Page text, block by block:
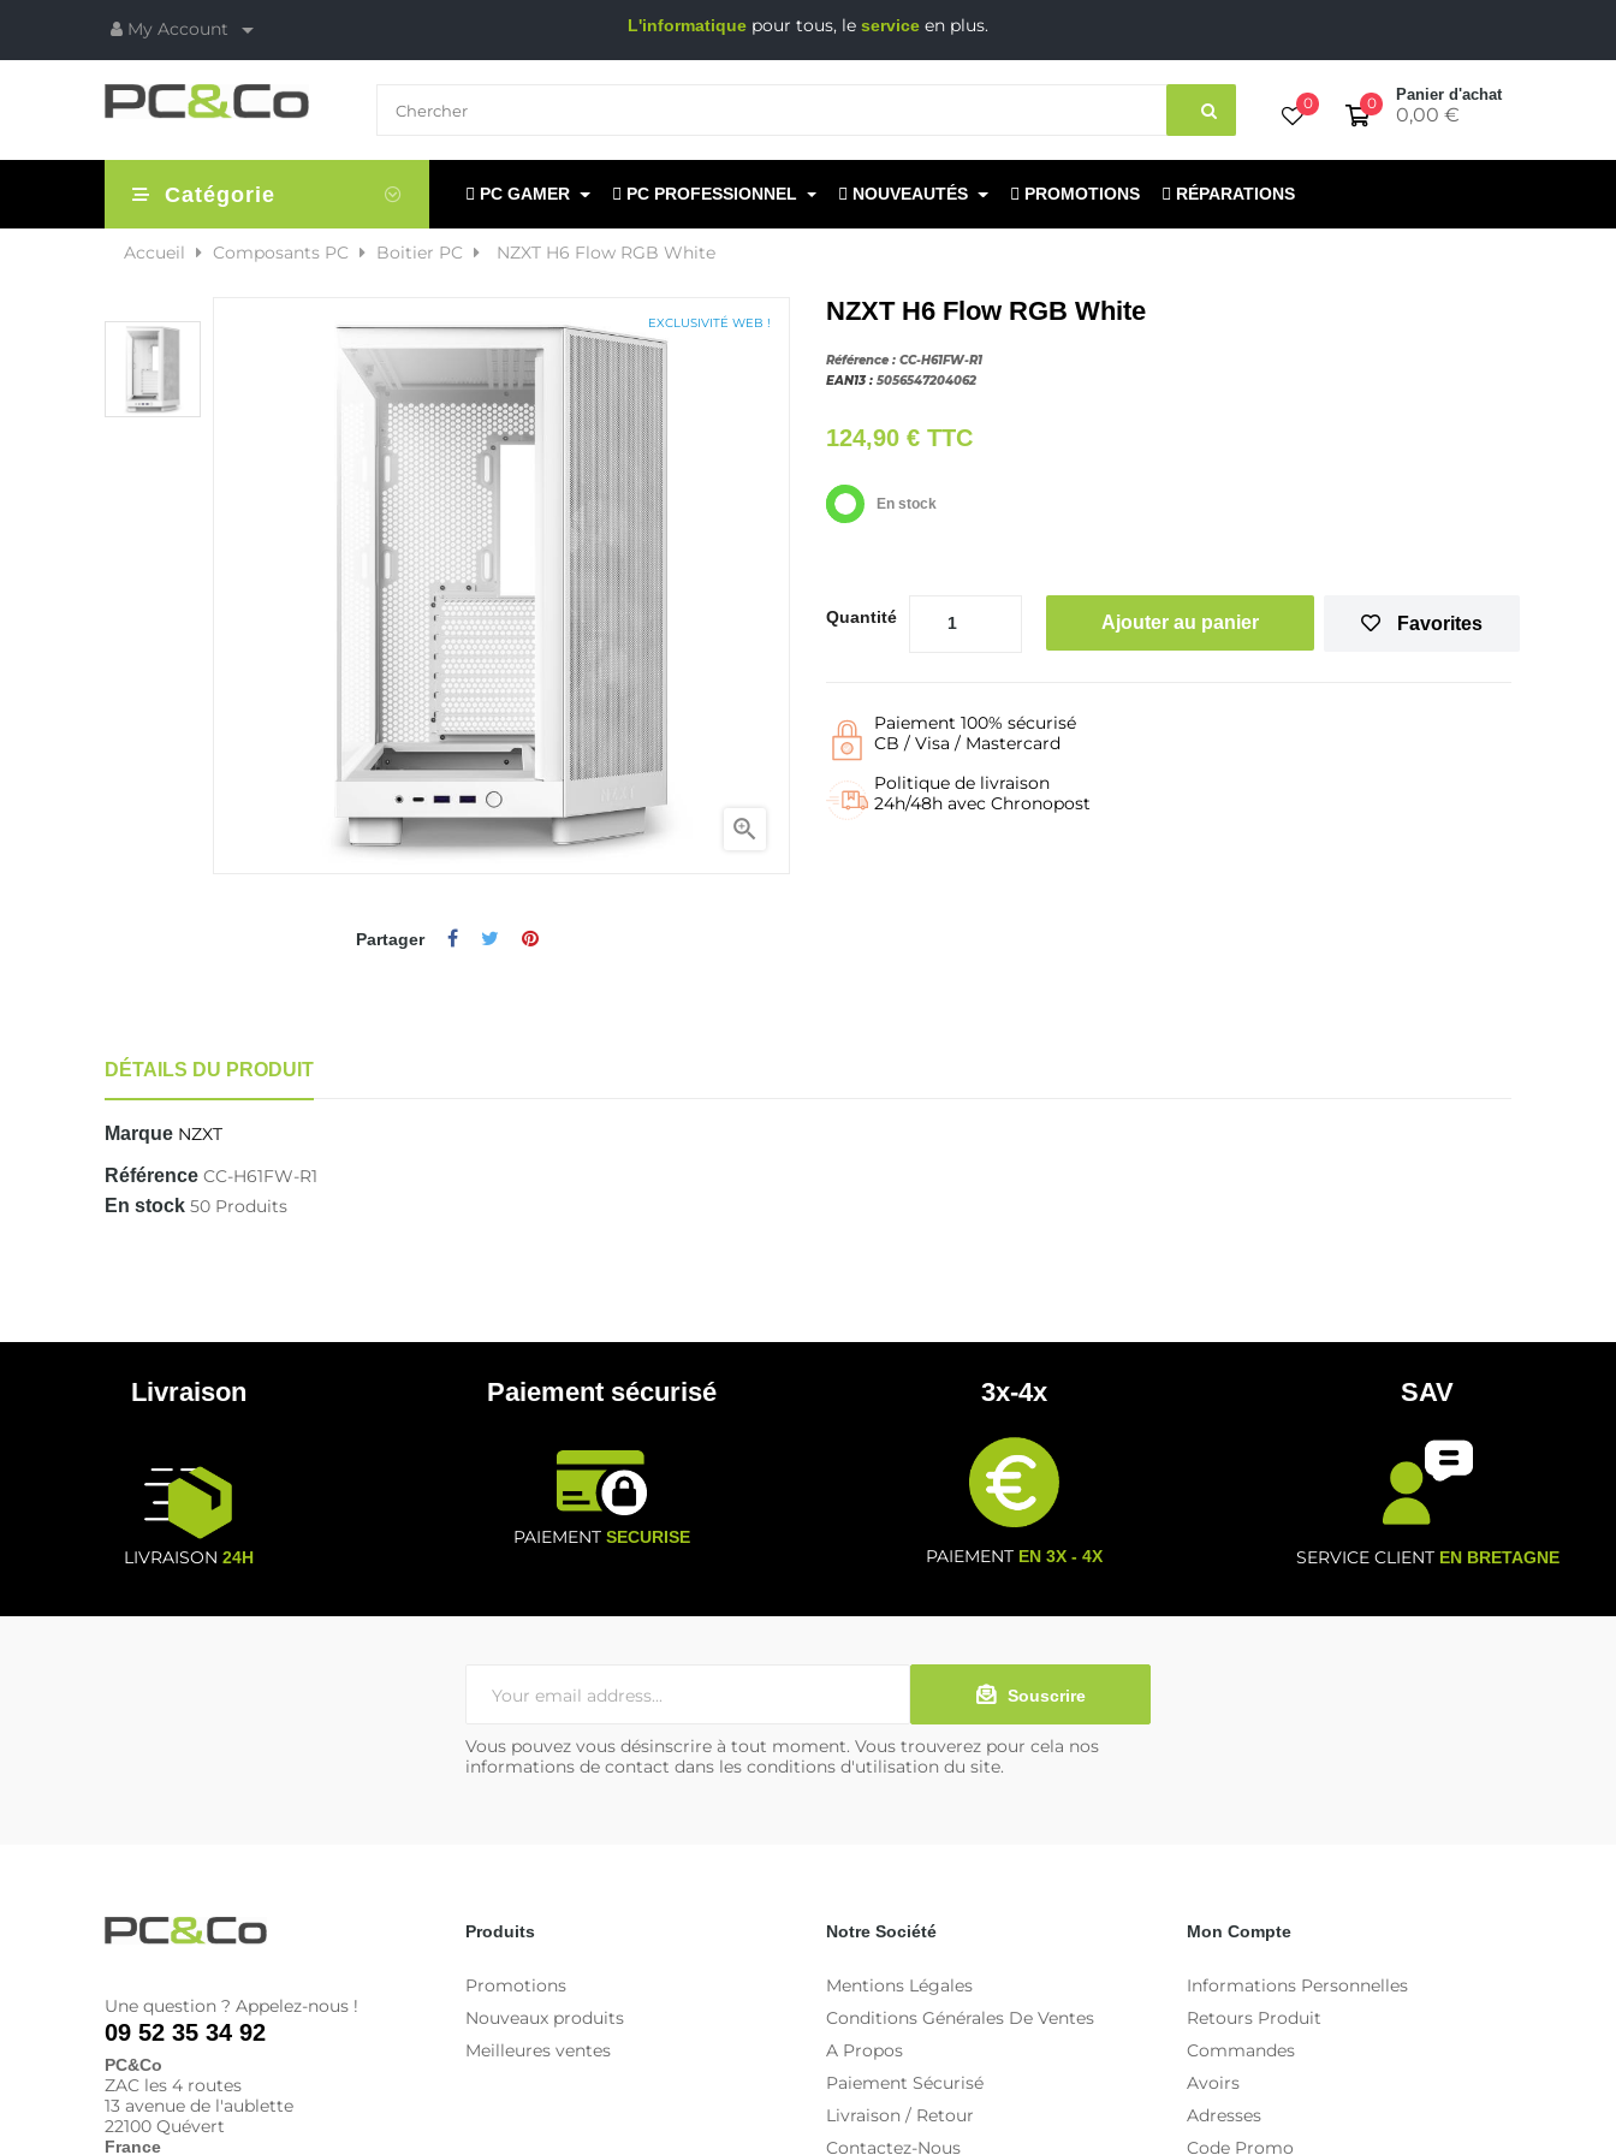
My Account  L'informatique pour tous, le service en plus.
0 Panier d'achat
0,00 €
0
Catégorie PC GAMER PC PROFESSIONNEL NOUVEAUTÉS PROMOTIONS RÉPARATIONS
Accueil Composants PC Boitier PC NZXT H6 Flow RGB White
EXCLUSIVITÉ WEB !

Partager
NZXT H6 Flow RGB White
Référence : CC-H61FW-R1
EAN13 : 5056547204062
124,90 € TTC
En stock
Quantité Ajouter au panier Favorites
Paiement 100% sécurisé
CB / Visa / Mastercard
Politique de livraison
24h/48h avec Chronopost
DÉTAILS DU PRODUIT
Marque NZXT
Référence CC-H61FW-R1
En stock 50 Produits
Livraison
LIVRAISON 24H
Paiement sécurisé
PAIEMENT SECURISE
3x-4x
PAIEMENT EN 3X - 4X
SAV
SERVICE CLIENT EN BRETAGNE
Souscrire
Vous pouvez vous désinscrire à tout moment. Vous trouverez pour cela nos
informations de contact dans les conditions d'utilisation du site.
Une question ? Appelez-nous !
09 52 35 34 92
PC&Co
ZAC les 4 routes
13 avenue de l'aublette
22100 Quévert
France
Produits
Promotions
Nouveaux produits
Meilleures ventes
Notre Société
Mentions Légales
Conditions Générales De Ventes
A Propos
Paiement Sécurisé
Livraison / Retour
Contactez-Nous
Mon Compte
Informations Personnelles
Retours Produit
Commandes
Avoirs
Adresses
Code Promo